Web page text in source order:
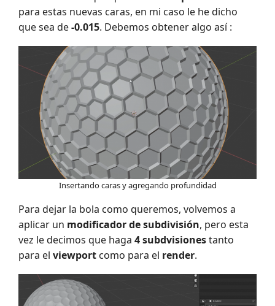
para estas nuevas caras, en mi caso le he dicho
que sea de-0.015. Debemos obtener algo así :
Insertando caras y agregando profundidad
Para dejar la bola como queremos, volvemos a
aplicar un modificador de subdivisión, pero esta
vez le decimos que haga 4 subdvisionestanto
para el viewport como para el render.